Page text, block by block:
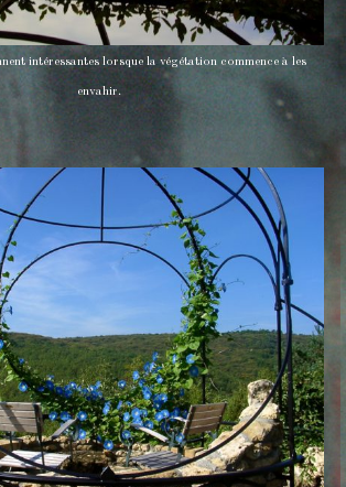
intéressantes lorsque la végétation commence à les
envahir.